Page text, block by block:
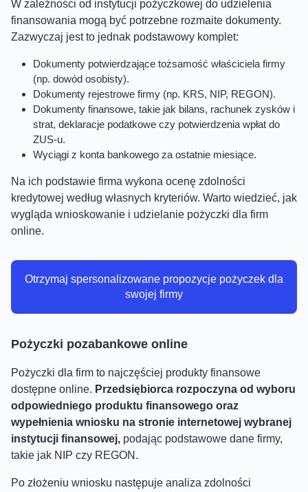
W zależności od instytucji pożyczkowej do udzielenia
finansowania mogą być potrzebne rozmaite dokumenty.
Zazwyczaj jest to jednak podstawowy komplet:
Dokumenty potwierdzające tożsamość właściciela firmy
(np. dowód osobisty).
Dokumenty rejestrowe firmy (np. KRS, NIP, REGON).
Dokumenty finansowe, takie jak bilans, rachunek zysków i
strat, deklaracje podatkowe czy potwierdzenia wpłat do
ZUS-u.
Wyciągi z konta bankowego za ostatnie miesiące.
Na ich podstawie firma wykona ocenę zdolności
kredytowej według własnych kryteriów. Warto wiedzieć, jak
wygląda wnioskowanie i udzielanie pożyczki dla firm
online.
Otrzymaj spersonalizowane propozycje pożyczek dla
swojej firmy
Pożyczki pozabankowe online
Pożyczki dla firm to najczęściej produkty finansowe
dostępne online. Przedsiębiorca rozpoczyna od wyboru
odpowiedniego produktu finansowego oraz
wypełnienia wniosku na stronie internetowej wybranej
instytucji finansowej, podając podstawowe dane firmy,
takie jak NIP czy REGON.
Po złożeniu wniosku następuje analiza zdolności